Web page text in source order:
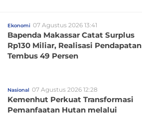
Ekonomi 07 Agustus 2026 13:41
Bapenda Makassar Catat Surplus
Rp130 Miliar, Realisasi Pendapatan
Tembus 49 Persen
Nasional 07 Agustus 2026 12:28
Kemenhut Perkuat Transformasi
Pemanfaatan Hutan melalui